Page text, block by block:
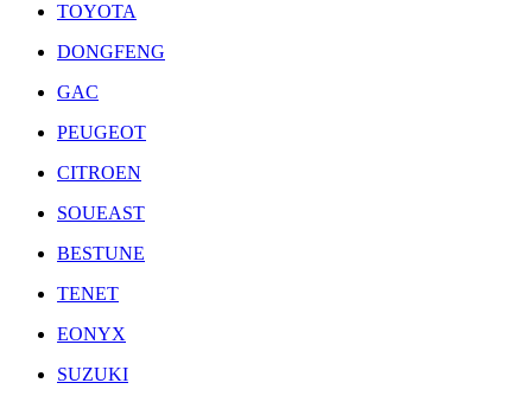
TOYOTA
DONGFENG
GAC
PEUGEOT
CITROEN
SOUEAST
BESTUNE
TENET
EONYX
SUZUKI